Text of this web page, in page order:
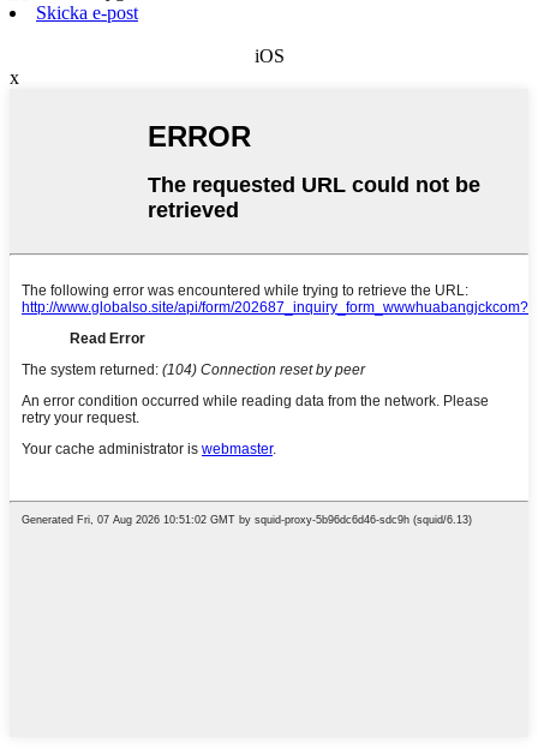
Skicka e-post
iOS
x